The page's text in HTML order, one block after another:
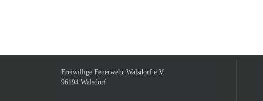
Freiwillige Feuerwehr Walsdorf e.V.
96194 Walsdorf